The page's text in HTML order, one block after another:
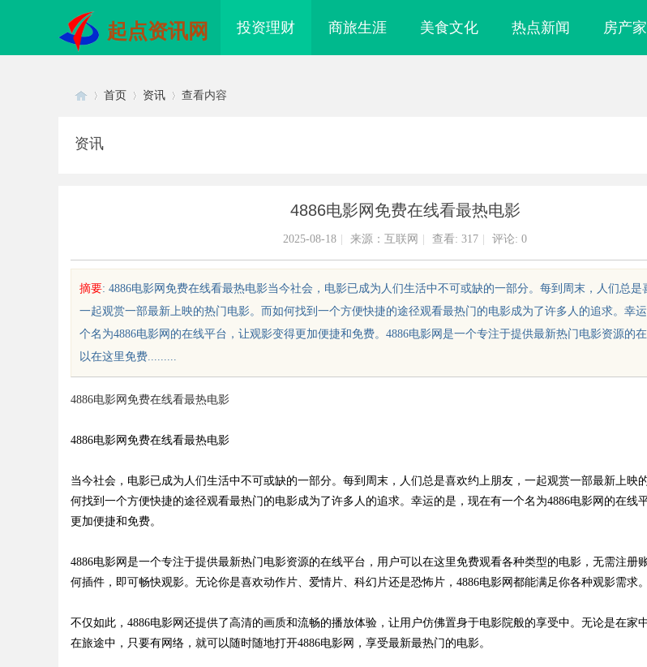
起点资讯网 投资理财 商旅生涯 美食文化 热点新闻 房产
uz
!
首页 资讯 查看内容
资讯
4886电影网免费在线看最热电影
2025-08-18 来源：互联网 查看: 317 评论: 0
摘要: 4886电影网免费在线看最热电影当今社会，电影已成为人们生活中不可或缺的一部分。每到周末，人们总是
一起观赏一部最新上映的热门电影。而如何找到一个方便快捷的途径观看最热门的电影成为了许多人的追求。幸
个名为4886电影网的在线平台，让观影变得更加便捷和免费。4886电影网是一个专注于提供最新热门电影资源的
以在这里免费.........
4886电影网免费在线看最热电影
4886电影网免费在线看最热电影
当今社会，电影已成为人们生活中不可或缺的一部分。每到周末，人们总是喜欢约上朋友，一起观赏一部最新上映
何找到一个方便快捷的途径观看最热门的电影成为了许多人的追求。幸运的是，现在有一个名为4886电影网的在线
更加便捷和免费。
4886电影网是一个专注于提供最新热门电影资源的在线平台，用户可以在这里免费观看各种类型的电影，无需注册
何插件，即可畅快观影。无论你是喜欢动作片、爱情片、科幻片还是恐怖片，4886电影网都能满足你各种观影需求。
不仅如此，4886电影网还提供了高清的画质和流畅的播放体验，让用户仿佛置身于电影院般的享受中。无论是在家
在旅途中，只要有网络，就可以随时随地打开4886电影网，享受最新最热门的电影。
武汉配眼镜 上海配眼镜 飞